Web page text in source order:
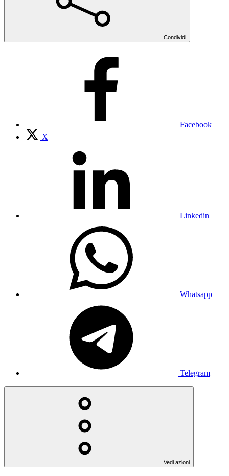
Condividi
Facebook
X
Linkedin
Whatsapp
Telegram
Vedi azioni